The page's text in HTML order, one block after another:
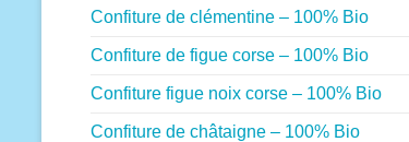
Confiture de clémentine – 100% Bio
Confiture de figue corse – 100% Bio
Confiture figue noix corse – 100% Bio
Confiture de châtaigne – 100% Bio